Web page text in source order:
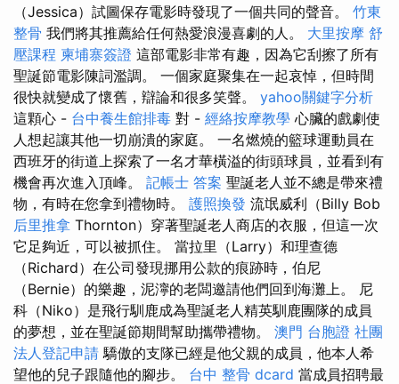
（Jessica）試圖保存電影時發現了一個共同的聲音。 竹東
整骨 我們將其推薦給任何熱愛浪漫喜劇的人。 大里按摩 舒
壓課程 柬埔寨簽證 這部電影非常有趣，因為它刮擦了所有
聖誕節電影陳詞濫調。 一個家庭聚集在一起哀悼，但時間
很快就變成了懷舊，辯論和很多笑聲。 yahoo關鍵字分析
這顆心 - 台中養生館排毒 對 - 經絡按摩教學 心臟的戲劇使
人想起讓其他一切崩潰的家庭。 一名燃燒的籃球運動員在
西班牙的街道上探索了一名才華橫溢的街頭球員，並看到有
機會再次進入頂峰。 記帳士 答案 聖誕老人並不總是帶來禮
物，有時在您拿到禮物時。 護照換發 流氓威利（Billy Bob
后里推拿 Thornton）穿著聖誕老人商店的衣服，但這一次
它足夠近，可以被抓住。 當拉里（Larry）和理查德
（Richard）在公司發現挪用公款的痕跡時，伯尼
（Bernie）的樂趣，泥濘的老闆邀請他們回到海灘上。 尼
科（Niko）是飛行馴鹿成為聖誕老人精英馴鹿團隊的成員
的夢想，並在聖誕節期間幫助攜帶禮物。 澳門 台胞證 社團
法人登記申請 驕傲的支隊已經是他父親的成員，他本人希
望他的兒子跟隨他的腳步。 台中 整骨 dcard 當成員招聘最